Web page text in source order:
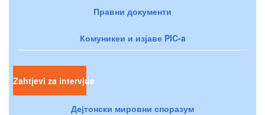
Правни документи
Комуникеи и изјаве PIC-a
Zahtjevi za intervjue
Дејтонски мировни споразум